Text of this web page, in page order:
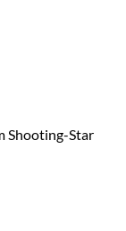
Shooting-Star